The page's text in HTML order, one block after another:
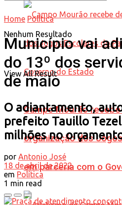
Campo Mourão
organização dos
em parceria com o
Nenhum Resultado
View All Result
Home Política
Município vai
do 13º dos
de maio
O adiantamento,
prefeito Tauillo
milhões no
por Antonio José
18 de abril de 2022
em Política
1 min read